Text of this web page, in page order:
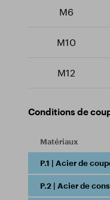
M6
M10
M12
Conditions de
Matériaux
P.1 | Acier de
P.2 | Acier de